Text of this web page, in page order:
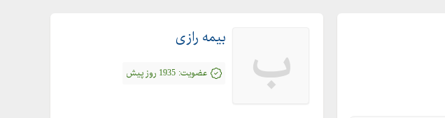
ب بیمه رازی
عضویت: 1935 روز پیش